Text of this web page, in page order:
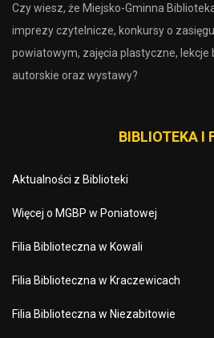
Czy wiesz, że Miejsko-Gminna
imprezy czytelnicze, konkursy o
powiatowym, zajęcia plastyczne, lekcje
autorskie oraz wystawy?
BIBLIOTEKA I
Aktualności z Biblioteki
Więcej o MGBP w Poniatowej
Filia Biblioteczna w Kowali
Filia Biblioteczna w Kraczewicach
Filia Biblioteczna w Niezabitowie